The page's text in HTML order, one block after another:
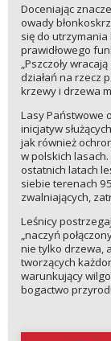
Doceniając
owady
się do
prawidłowego
„Pszczoły
działań na rzecz
krzewy i drzewa
Lasy Państwowe
inicjatyw
jak również
w polskich
ostatnich latach
siebie terenach
zwalniających,
Leśnicy
„naczyń
nie tylko drzewa,
tworzących
warunkujący
bogactwo